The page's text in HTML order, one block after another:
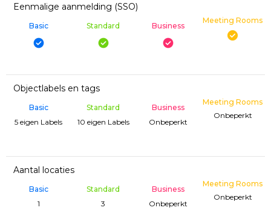
Eenmalige aanmelding (SSO)
Basic Standard Business
Meeting Rooms
Objectlabels en tags
Basic
5 eigen Labels
Standard
10 eigen Labels
Business
Onbeperkt
Meeting Rooms
Onbeperkt
Aantal locaties
Basic
1
Standard
3
Business
Onbeperkt
Meeting Rooms
Onbeperkt